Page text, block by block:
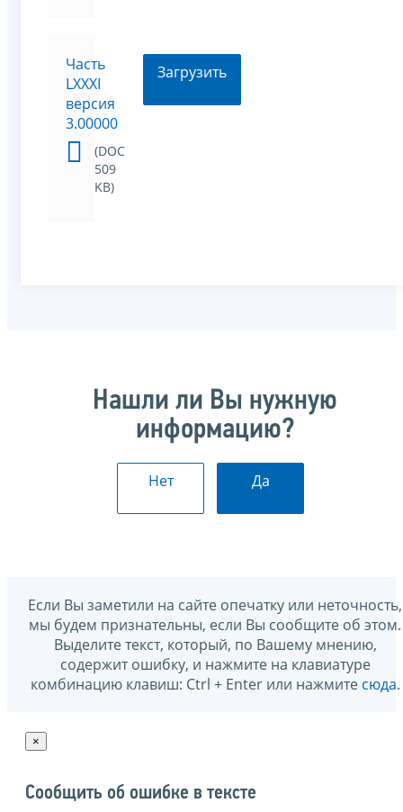
Часть
LXXXI
версия
3.00000
(DOC
509
KB)
Загрузить
Нашли ли Вы нужную
информацию?
Нет Да
Если Вы заметили на сайте опечатку или неточность,
мы будем признательны, если Вы сообщите об этом.
Выделите текст, который, по Вашему мнению,
содержит ошибку, и нажмите на клавиатуре
комбинацию клавиш: Ctrl + Enter или нажмите сюда.
×
Сообщить об ошибке в тексте